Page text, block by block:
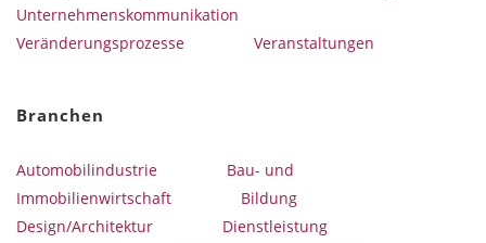
Unternehmenskommunikation
Veränderungsprozesse
Veranstaltungen
Branchen
Automobilindustrie
Bau- und
Immobilienwirtschaft
Bildung
Design/Architektur
Dienstleistung